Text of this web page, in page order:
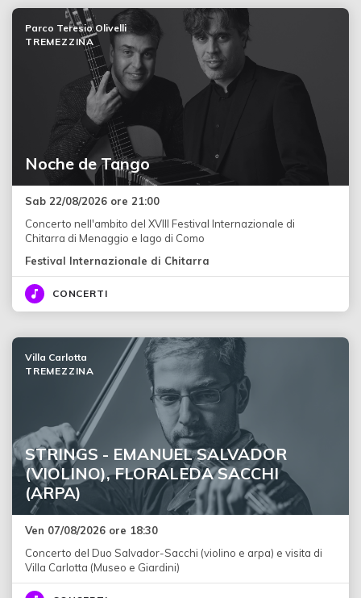
Noche de Tango
Parco Teresio Olivelli
TREMEZZINA
Sab 22/08/2026 ore 21:00
Concerto nell'ambito del XVIII Festival Internazionale di
Chitarra di Menaggio e lago di Como
Festival Internazionale di Chitarra
CONCERTI
STRINGS - EMANUEL SALVADOR
(VIOLINO), FLORALEDA SACCHI
(ARPA)
Villa Carlotta
TREMEZZINA
Ven 07/08/2026 ore 18:30
Concerto del Duo Salvador-Sacchi (violino e arpa) e visita di
Villa Carlotta (Museo e Giardini)